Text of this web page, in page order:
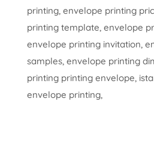
printing, envelope printing
printing template, envelope
envelope printing invitation,
samples, envelope printing
printing printing envelope,
envelope printing,